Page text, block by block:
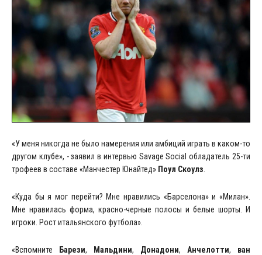
«У меня никогда не было намерения или амбиций играть в каком-то
другом клубе», - заявил в интервью Savage Social обладатель 25-ти
трофеев в составе «Манчестер Юнайтед» Поул Скоулз
«Куда бы я мог перейти? Мне нравились «Барселона» и «Милан».
Мне нравилась форма, красно-черные полосы и белые шорты. И
игроки. Рост итальянского футбола».
«Вспомните Барези, Мальдини, Донадони, Анчелотти, ван